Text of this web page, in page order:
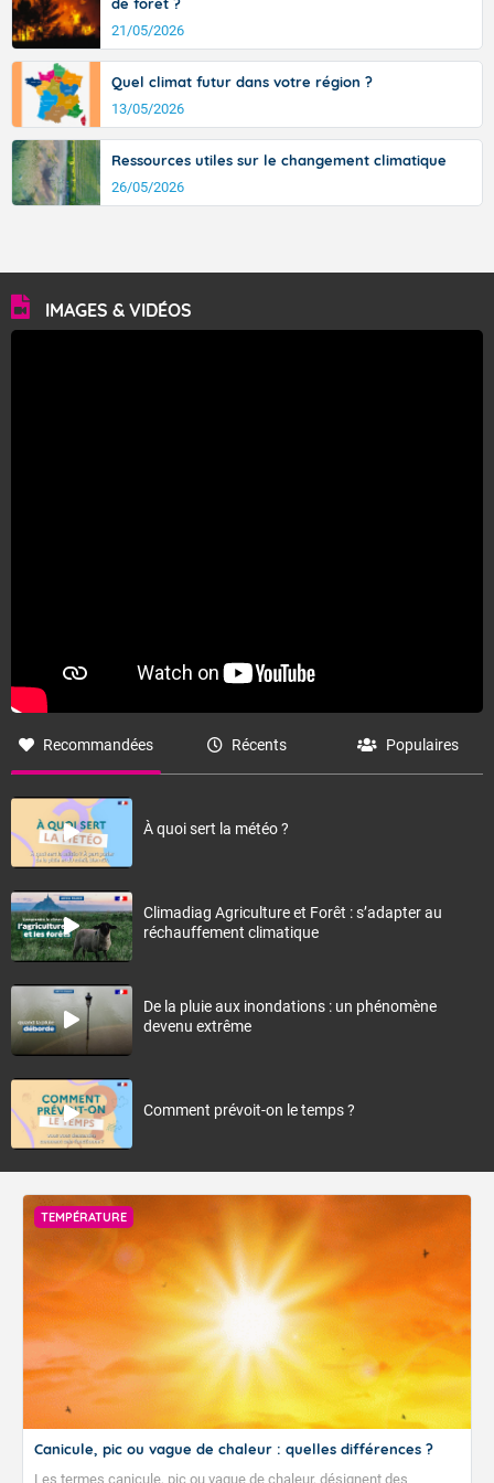
21/05/2026
Quel climat futur dans votre région ?
13/05/2026
Ressources utiles sur le changement climatique
26/05/2026
IMAGES & VIDÉOS
Recommandées Récents Populaires
À quoi sert la météo ?
Climadiag Agriculture et Forêt : s’adapter au
réchauffement climatique
De la pluie aux inondations : un phénomène
devenu extrême
Comment prévoit-on le temps ?
TEMPÉRATURE
Canicule, pic ou vague de chaleur : quelles différences ?
Les termes canicule, pic ou vague de chaleur, désignent des